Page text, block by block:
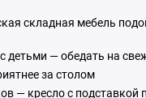
складная мебель
детьми — обедать на
за столом
— кресло с подставкой